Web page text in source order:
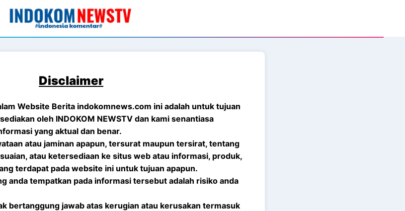
Disclaimer
Website Berita indokomnews.com ini adalah untuk tujuan
oleh INDOKOM NEWSTV dan kami senantiasa
yang aktual dan benar.
atau jaminan apapun, tersurat maupun tersirat, tentang
atau ketersediaan ke situs web atau informasi, produk,
terdapat pada website ini untuk tujuan apapun.
anda tempatkan pada informasi tersebut adalah risiko anda
bertanggung jawab atas kerugian atau kerusakan termasuk